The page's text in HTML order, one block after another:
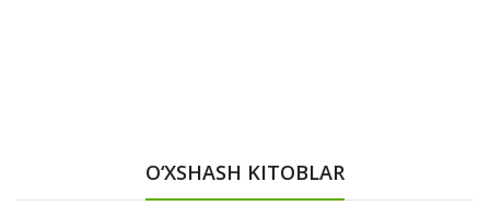
O‘XSHASH KITOBLAR